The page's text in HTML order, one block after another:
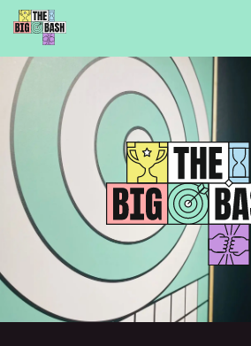
Zum Inhalt springen